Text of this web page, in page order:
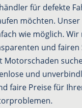
für defekte
möchten.
wie möglich.
und fairen
und
faire Preise für